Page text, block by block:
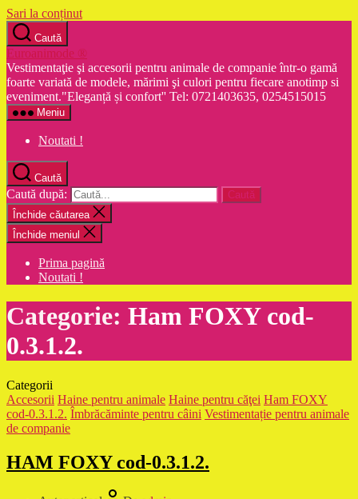
Sari la conținut
Caută
Euroanimode ®
Vestimentaţie şi accesorii pentru animale de companie într-o gamă
foarte variată de modele, mărimi şi culori pentru fiecare anotimp si
eveniment."Eleganță și confort'' Tel: 0721403635, 0254515015
Meniu
Noutati !
Caută
Caută după:
Închide căutarea
Închide meniul
Prima pagină
Noutati !
Categorie: Ham FOXY cod-
0.3.1.2.
Categorii
Accesorii Haine pentru animale Haine pentru căţei Ham FOXY
cod-0.3.1.2. Îmbrăcăminte pentru câini Vestimentație pentru animale
de companie
HAM FOXY cod-0.3.1.2.